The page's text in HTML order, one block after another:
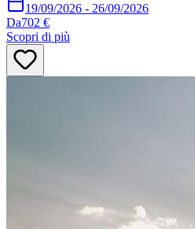
19/09/2026 - 26/09/2026
Da702 €
Scopri di più